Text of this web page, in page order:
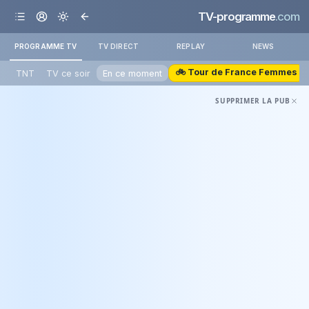
TV-programme.com
PROGRAMME TV TV DIRECT REPLAY NEWS
TNT TV ce soir En ce moment 🚲 Tour de France Femmes
SUPPRIMER LA PUB